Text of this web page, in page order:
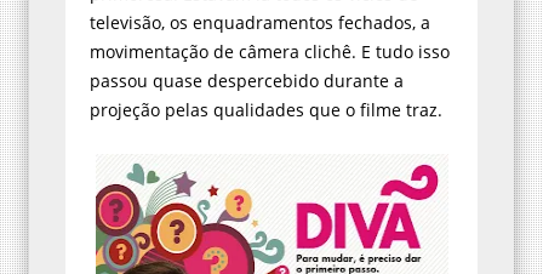
televisão, os enquadramentos fechados, a
movimentação de câmera clichê. E tudo isso
passou quase despercebido durante a
projeção pelas qualidades que o filme traz.